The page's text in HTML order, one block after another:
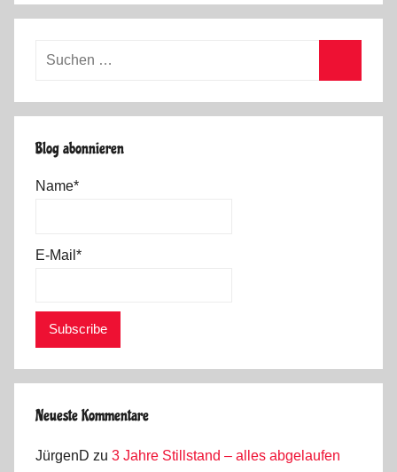
Suchen
Blog abonnieren
Name*
E-Mail*
Neueste Kommentare
JürgenD zu 3 Jahre Stillstand – alles abgelaufen